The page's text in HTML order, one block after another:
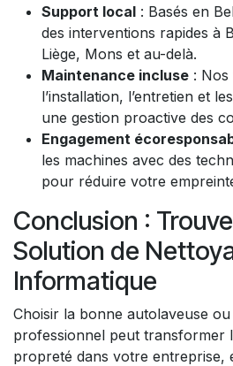
Support local : Basés en
des interventions rapides à
Liège, Mons et au-delà.
Maintenance incluse : Nos
l’installation, l’entretien et
une gestion proactive des
Engagement
les machines avec des
pour réduire votre
Conclusion :
Solution de
Informatique
Choisir la bonne autolaveuse
professionnel peut transformer
propreté dans votre entreprise,